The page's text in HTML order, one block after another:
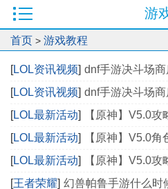
游
首页 > 游戏教程
[LOL资讯视频] dnf手游决斗场
[LOL资讯视频] dnf手游决斗场
[LOL最新活动]
【原神】V5.0
[LOL最新活动]
【原神】V5.0
[LOL最新活动]
【原神】V5.0攻
[王者荣耀] 幻兽帕鲁手游什么时